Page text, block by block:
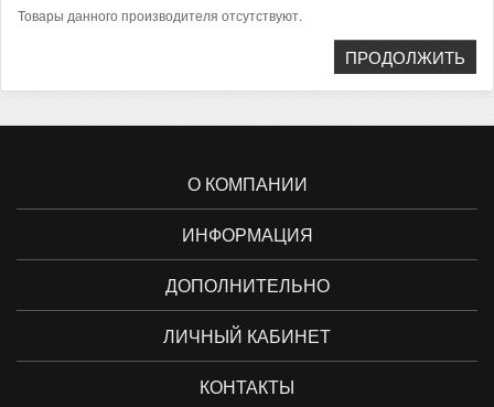
Товары данного производителя отсутствуют.
ПРОДОЛЖИТЬ
О КОМПАНИИ
ИНФОРМАЦИЯ
ДОПОЛНИТЕЛЬНО
ЛИЧНЫЙ КАБИНЕТ
КОНТАКТЫ